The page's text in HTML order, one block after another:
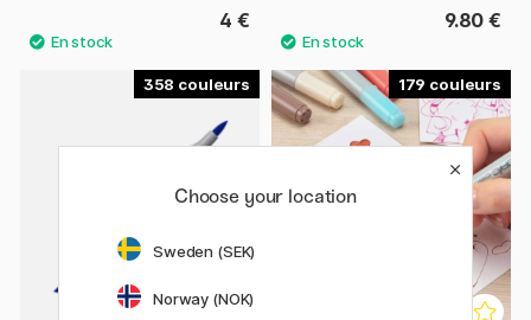
4 € 9.80 €
358 179
Choose your location
Sweden (SEK)
Norway (NOK)